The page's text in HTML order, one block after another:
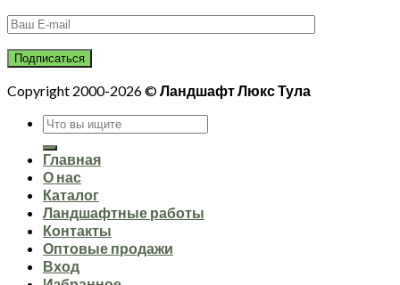
Copyright 2000-2026 ©Ландшафт Люкс Тула
Искать:
Главная
О нас
Каталог
Ландшафтные работы
Контакты
Оптовые продажи
Вход